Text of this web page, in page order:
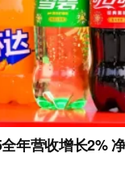
年营收增长2%